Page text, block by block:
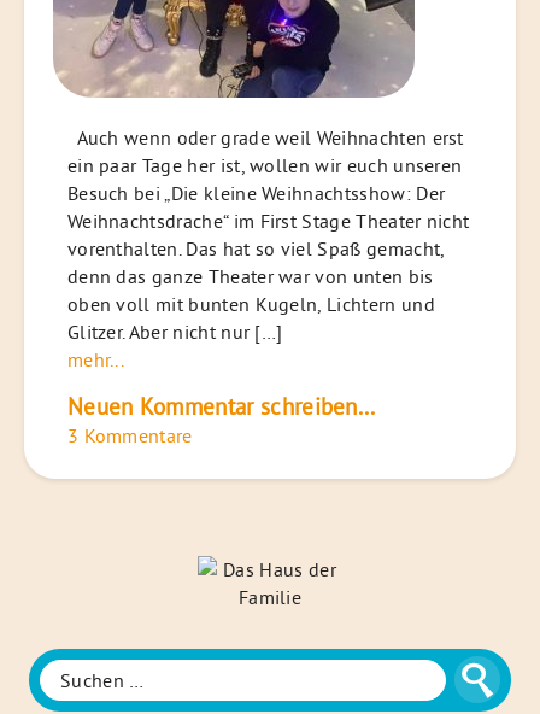
Auch wenn oder grade weil Weihnachten erst
ein paar Tage her ist, wollen wir euch unseren
Besuch bei „Die kleine Weihnachtsshow: Der
Weihnachtsdrache“ im First Stage Theater nicht
vorenthalten. Das hat so viel Spaß gemacht,
denn das ganze Theater war von unten bis
oben voll mit bunten Kugeln, Lichtern und
Glitzer. Aber nicht nur […]
mehr...
Neuen Kommentar schreiben...
3 Kommentare
Familie
Suche
Suchen
nach: